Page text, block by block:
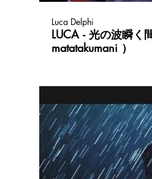
Luca Delphi
LUCA - 光の波瞬く間に（Hikari no nami
matatakumani ）